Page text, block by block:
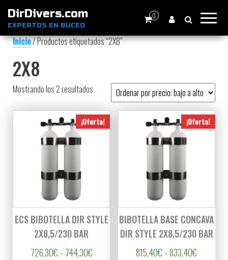
DirDivers.com
EXPERTOS EN BUCEO
0
Inicio/ Productos etiquetados “2X8”
2X8
Mostrando los 2 resultados Ordenado por precio: bajo a alto
¡Oferta!
ECS BIBOTELLA DIR STYLE
2X8,5/230 BAR
726,30€ - 744,30€Rango de precios: desde 726,30€ hasta
¡Oferta!
BIBOTELLA BASE CONCAVA
DIR STYLE 2X8,5/230 BAR
815,40€ - 833,40€